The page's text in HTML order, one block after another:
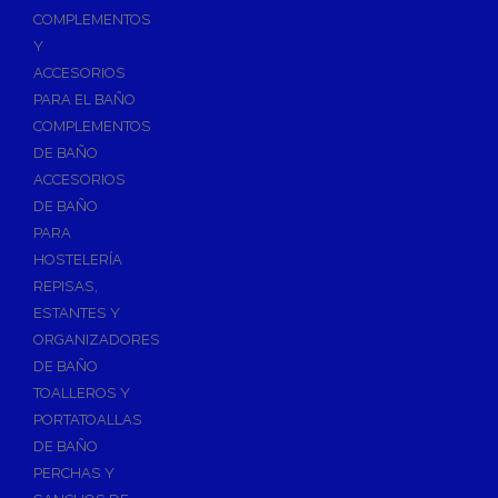
Válvulas para Calefacción
Válv. Mezcladora Termostática
Válvulas Motorizadas
Válvulas de Seguridad
Colectores de Calefacción
Bombas de Calor
Bombas de calor para ACS
Cocinas
Extractores de Cocina
Fregaderos
Grifería de Fregadero
Recambios de fregadero
Contra Incendios
COMPLEMENTOS
Y
ACCESORIOS
PARA EL BAÑO
COMPLEMENTOS
DE BAÑO
ACCESORIOS
DE BAÑO
PARA
HOSTELERÍA
REPISAS,
ESTANTES Y
ORGANIZADORES
DE BAÑO
TOALLEROS Y
PORTATOALLAS
DE BAÑO
PERCHAS Y